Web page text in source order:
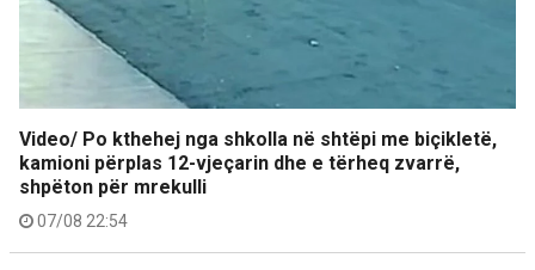
Video/ Po kthehej nga shkolla në shtëpi me biçikletë,
kamioni përplas 12-vjeçarin dhe e tërheq zvarrë,
shpëton për mrekulli
07/08 22:54